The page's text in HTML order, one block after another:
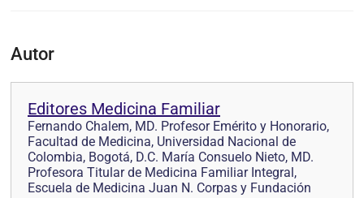
Autor
Editores Medicina Familiar
Fernando Chalem, MD. Profesor Emérito y Honorario,
Facultad de Medicina, Universidad Nacional de
Colombia, Bogotá, D.C. María Consuelo Nieto, MD.
Profesora Titular de Medicina Familiar Integral,
Escuela de Medicina Juan N. Corpas y Fundación